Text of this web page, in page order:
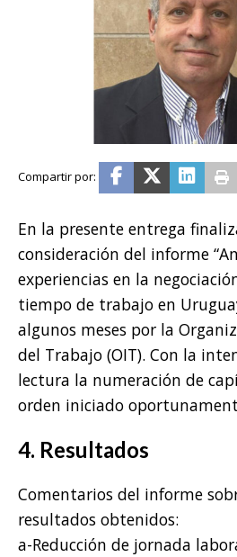
En la presente entrega
consideración del informe
experiencias en la
tiempo de trabajo en
algunos meses por la
del Trabajo (OIT). Con la
lectura la numeración de
orden iniciado
4. Resultados
Comentarios del informe
resultados obtenidos:
a-Reducción de jornada